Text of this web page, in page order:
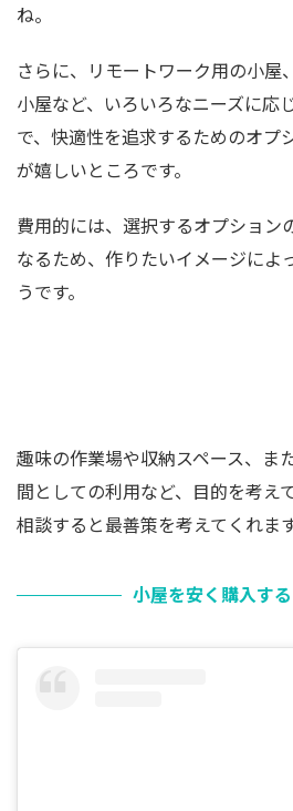
ね。
さらに、リモートワーク用の小屋
小屋など、いろいろなニーズに応
で、快適性を追求するためのオプ
が嬉しいところです。
費用的には、選択するオプション
なるため、作りたいイメージによ
うです。
趣味の作業場や収納スペース、ま
間としての利用など、目的を考え
相談すると最善策を考えてくれま
小屋を安く購入す